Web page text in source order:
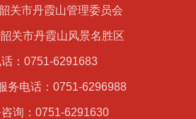
关市丹霞山管理委员会
关市丹霞山风景名胜区
：0751-6291683
务电话：0751-6296988
询：0751-6291630